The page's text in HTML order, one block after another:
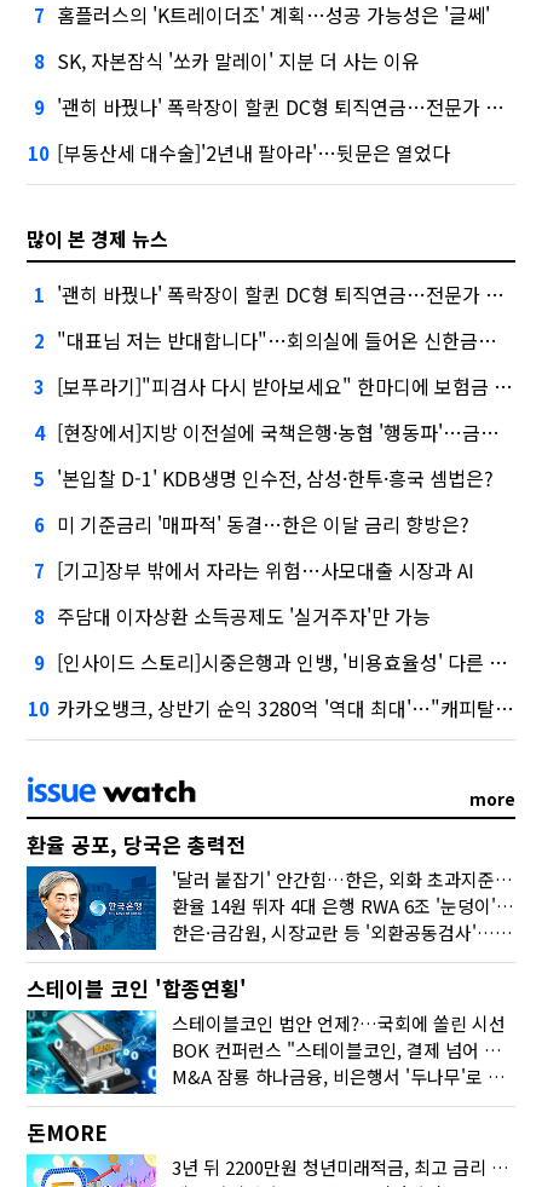
7 홈플러스의 'K트레이더조' 계획…성공 가능성은 '글쎄'
8 SK, 자본잠식 '쏘카 말레이' 지분 더 사는 이유
9 '괜히 바꿨나' 폭락장이 할퀸 DC형 퇴직연금…전문가 조언은
10 [부동산세 대수술]'2년내 팔아라'…뒷문은 열었다
많이 본 경제 뉴스
1 '괜히 바꿨나' 폭락장이 할퀸 DC형 퇴직연금…전문가 조언은
2 "대표님 저는 반대합니다"…회의실에 들어온 신한금융 AI
3 [보푸라기]"피검사 다시 받아보세요" 한마디에 보험금 못 받을 뻔?
4 [현장에서]지방 이전설에 국책은행·농협 '행동파'…금감원 '신중모드'
5 '본입찰 D-1' KDB생명 인수전, 삼성·한투·흥국 셈법은?
6 미 기준금리 '매파적' 동결…한은 이달 금리 향방은?
7 [기고]장부 밖에서 자라는 위험…사모대출 시장과 AI
8 주담대 이자상환 소득공제도 '실거주자'만 가능
9 [인사이드 스토리]시중은행과 인뱅, '비용효율성' 다른 잣대 왜?
10 카카오뱅크, 상반기 순익 3280억 '역대 최대'…"캐피탈, 자산 1조원 이상"
more
환율 공포, 당국은 총력전
'달러 붙잡기' 안간힘…한은, 외화 초과지준에 이자 6개월 더
환율 14원 뛰자 4대 은행 RWA 6조 '눈덩이'…2배 뛴 2분기는?
한은·금감원, 시장교란 등 '외환공동검사'…환율 급등 전방위 대응
스테이블 코인 '합종연횡'
스테이블코인 법안 언제?…국회에 쏠린 시선
BOK 컨퍼런스 "스테이블코인, 결제 넘어 보험 대출 등 금융 연결 도구"
M&A 잠룡 하나금융, 비은행서 '두나무'로 눈돌린 이유는
돈MORE
3년 뒤 2200만원 청년미래적금, 최고 금리 받으려면?